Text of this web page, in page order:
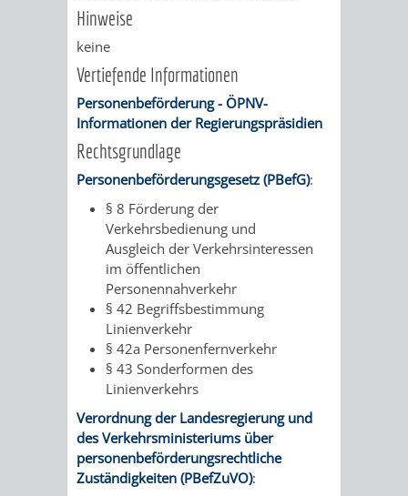
Hinweise
keine
Vertiefende Informationen
Personenbeförderung - ÖPNV-
Informationen der Regierungspräsidien
Rechtsgrundlage
Personenbeförderungsgesetz (PBefG):
§ 8 Förderung der
Verkehrsbedienung und
Ausgleich der Verkehrsinteressen
im öffentlichen
Personennahverkehr
§ 42 Begriffsbestimmung
Linienverkehr
§ 42a Personenfernverkehr
§ 43 Sonderformen des
Linienverkehrs
Verordnung der Landesregierung und
des Verkehrsministeriums über
personenbeförderungsrechtliche
Zuständigkeiten (PBefZuVO):